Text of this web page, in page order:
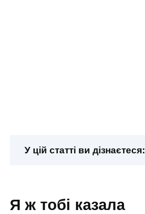
У цій статті ви дізнаєтеся:
я ж тобі казала